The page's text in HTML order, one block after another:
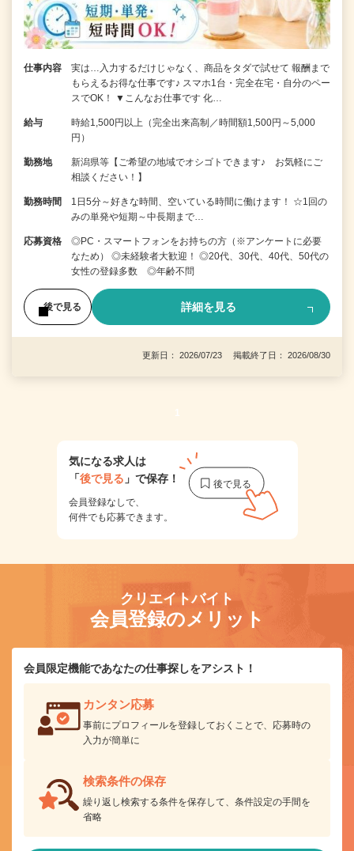
仕事内容
実は…入力するだけじゃなく、商品をタダで試せて 報酬まで
もらえるお得な仕事です♪ スマホ1台・完全在宅・自分のペー
スでOK！ ▼こんなお仕事です 化…
給与
時給1,500円以上（完全出来高制／時間額1,500円～5,000
円）
勤務地
新潟県等【ご希望の地域でオシゴトできます♪ お気軽にご
相談ください！】
勤務時間
1日5分～好きな時間、空いている時間に働けます！ ☆1回の
みの単発や短期～中長期まで…
応募資格
◎PC・スマートフォンをお持ちの方（※アンケートに必要
なため） ◎未経験者大歓迎！ ◎20代、30代、40代、50代の
女性の登録多数 ◎年齢不問
後で見る 詳細を見る
更新日： 2026/07/23 掲載終了日： 2026/08/30
1
気になる求人は
「後で見る 」で保存！
会員登録なしで、
何件でも応募できます。
クリエイトバイト
会員登録のメリット
会員限定機能であなたの仕事探しをアシスト！
カンタン応募
事前にプロフィールを登録しておくことで、応募時の
入力が簡単に
検索条件の保存
繰り返し検索する条件を保存して、条件設定の手間を
省略